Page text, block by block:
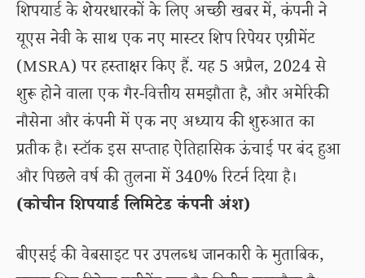
शिपयार्ड के शेयरधारकों के लिए अच्छी खबर में, कंपनी ने
यूएस नेवी के साथ एक नए मास्टर शिप रिपेयर एग्रीमेंट
(MSRA) पर हस्ताक्षर किए हैं. यह 5 अप्रैल, 2024 से
शुरू होने वाला एक गैर-वित्तीय समझौता है, और अमेरिकी
नौसेना और कंपनी में एक नए अध्याय की शुरुआत का
प्रतीक है। स्टॉक इस सप्ताह ऐतिहासिक ऊंचाई पर बंद हुआ
और पिछले वर्ष की तुलना में 340% रिटर्न दिया है।
(कोचीन शिपयार्ड लिमिटेड कंपनी अंश)
बीएसई की वेबसाइट पर उपलब्ध जानकारी के मुताबिक,